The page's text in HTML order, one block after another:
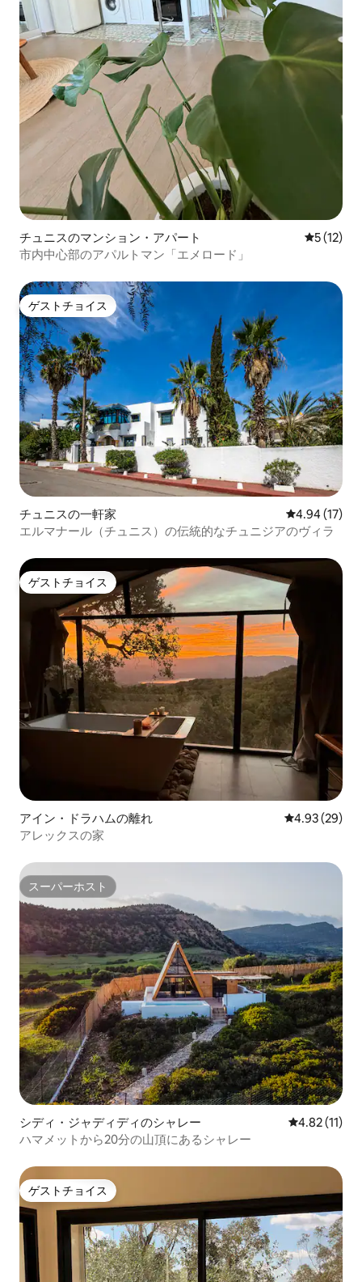
チュニスのマンション・アパート レビュー
5 (12)
市内中心部のアパルトマン「エメロード」
ゲストチョイス
ゲストチョイス
チュニスの一軒家 レビュー17
4.94 (17)
エルマナール（チュニス）の伝統的なチュニジアのヴィラ
ゲストチョイス
ゲストチョイス
アイン・ドラハムの離れ レビュー29
4.93 (29)
アレックスの家
スーパーホスト
スーパーホスト
シディ・ジャディディのシャレー レビュー11
4.82 (11)
ハマメットから20分の山頂にあるシャレー
ゲストチョイス
ゲストチョイス